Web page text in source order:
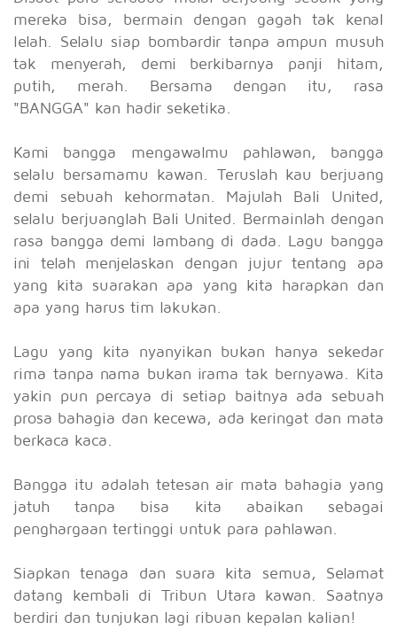
mereka bisa, bermain dengan gagah tak kenal
lelah. Selalu siap bombardir tanpa ampun musuh
tak menyerah, demi berkibarnya panji hitam,
putih, merah. Bersama dengan itu, rasa
"BANGGA" kan hadir seketika.
Kami bangga mengawalmu pahlawan, bangga
selalu bersamamu kawan. Teruslah kau berjuang
demi sebuah kehormatan. Majulah Bali United,
selalu berjuanglah Bali United. Bermainlah dengan
rasa bangga demi lambang di dada. Lagu bangga
ini telah menjelaskan dengan jujur tentang apa
yang kita suarakan apa yang kita harapkan dan
apa yang harus tim lakukan.
Lagu yang kita nyanyikan bukan hanya sekedar
rima tanpa nama bukan irama tak bernyawa. Kita
yakin pun percaya di setiap baitnya ada sebuah
prosa bahagia dan kecewa, ada keringat dan mata
berkaca kaca.
Bangga itu adalah tetesan air mata bahagia yang
jatuh tanpa bisa kita abaikan sebagai
penghargaan tertinggi untuk para pahlawan.
Siapkan tenaga dan suara kita semua, Selamat
datang kembali di Tribun Utara kawan. Saatnya
berdiri dan tunjukan lagi ribuan kepalan kalian!